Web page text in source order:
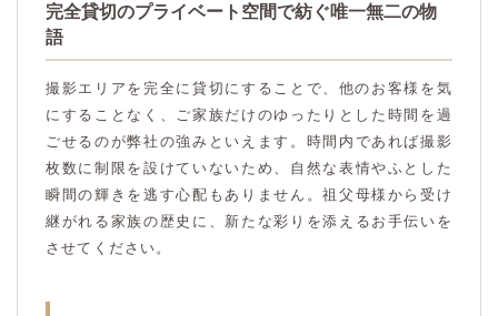
完全貸切のプライベート空間で紡ぐ唯一無二の物
語
撮影エリアを完全に貸切にすることで、他のお客様を気
にすることなく、ご家族だけのゆったりとした時間を過
ごせるのが弊社の強みといえます。時間内であれば撮影
枚数に制限を設けていないため、自然な表情やふとした
瞬間の輝きを逃す心配もありません。祖父母様から受け
継がれる家族の歴史に、新たな彩りを添えるお手伝いを
させてください。